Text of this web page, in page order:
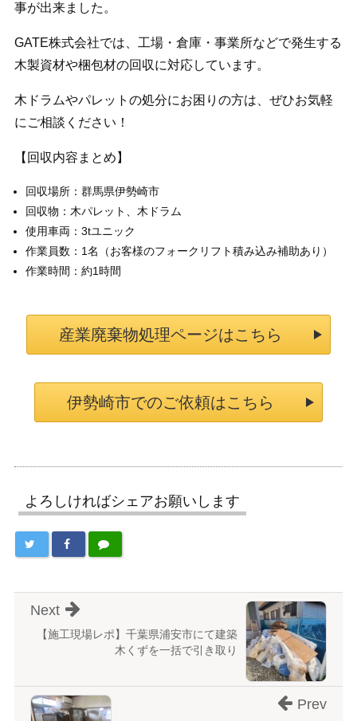
事が出来ました。
GATE株式会社では、工場・倉庫・事業所などで発生する
木製資材や梱包材の回収に対応しています。
木ドラムやパレットの処分にお困りの方は、ぜひお気軽
にご相談ください！
【回収内容まとめ】
回収場所：群馬県伊勢崎市
回収物：木パレット、木ドラム
使用車両：3tユニック
作業員数：1名（お客様のフォークリフト積み込み補助あり）
作業時間：約1時間
産業廃棄物処理ページはこちら
伊勢崎市でのご依頼はこちら
よろしければシェアお願いします
【施工現場レポ】千葉県浦安市にて建築
木くずを一括で引き取り
Next
Prev